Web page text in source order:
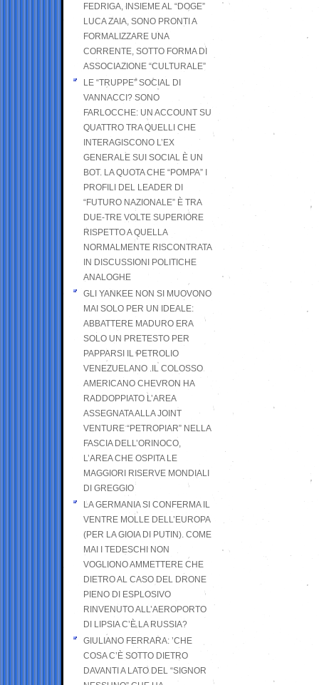
FEDRIGA, INSIEME AL “DOGE”
LUCA ZAIA, SONO PRONTI A
FORMALIZZARE UNA
CORRENTE, SOTTO FORMA DI
ASSOCIAZIONE “CULTURALE”
LE “TRUPPE” SOCIAL DI
VANNACCI? SONO
FARLOCCHE: UN ACCOUNT SU
QUATTRO TRA QUELLI CHE
INTERAGISCONO L’EX
GENERALE SUI SOCIAL È UN
BOT. LA QUOTA CHE “POMPA” I
PROFILI DEL LEADER DI
“FUTURO NAZIONALE” È TRA
DUE-TRE VOLTE SUPERIORE
RISPETTO A QUELLA
NORMALMENTE RISCONTRATA
IN DISCUSSIONI POLITICHE
ANALOGHE
GLI YANKEE NON SI MUOVONO
MAI SOLO PER UN IDEALE:
ABBATTERE MADURO ERA
SOLO UN PRETESTO PER
PAPPARSI IL PETROLIO
VENEZUELANO .IL COLOSSO
AMERICANO CHEVRON HA
RADDOPPIATO L’AREA
ASSEGNATA ALLA JOINT
VENTURE “PETROPIAR” NELLA
FASCIA DELL’ORINOCO,
L’AREA CHE OSPITA LE
MAGGIORI RISERVE MONDIALI
DI GREGGIO
LA GERMANIA SI CONFERMA IL
VENTRE MOLLE DELL’EUROPA
(PER LA GIOIA DI PUTIN). COME
MAI I TEDESCHI NON
VOGLIONO AMMETTERE CHE
DIETRO AL CASO DEL DRONE
PIENO DI ESPLOSIVO
RINVENUTO ALL’AEROPORTO
DI LIPSIA C’È LA RUSSIA?
GIULIANO FERRARA: ’CHE
COSA C’È SOTTO DIETRO
DAVANTI A LATO DEL “SIGNOR